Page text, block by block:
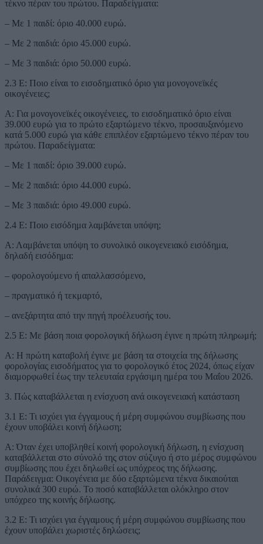
τέκνο πέραν του πρώτου. Παραδείγματα:
– Με 1 παιδί: όριο 40.000 ευρώ.
– Με 2 παιδιά: όριο 45.000 ευρώ.
– Με 3 παιδιά: όριο 50.000 ευρώ.
2.3 Ε: Ποιο είναι το εισοδηματικό όριο για μονογονεϊκές
οικογένειες;
Α: Για μονογονεϊκές οικογένειες, το εισοδηματικό όριο είναι
39.000 ευρώ για το πρώτο εξαρτώμενο τέκνο, προσαυξανόμενο
κατά 5.000 ευρώ για κάθε επιπλέον εξαρτώμενο τέκνο πέραν του
πρώτου. Παραδείγματα:
– Με 1 παιδί: όριο 39.000 ευρώ.
– Με 2 παιδιά: όριο 44.000 ευρώ.
– Με 3 παιδιά: όριο 49.000 ευρώ.
2.4 Ε: Ποιο εισόδημα λαμβάνεται υπόψη;
Α: Λαμβάνεται υπόψη το συνολικό οικογενειακό εισόδημα,
δηλαδή εισόδημα:
– φορολογούμενο ή απαλλασσόμενο,
– πραγματικό ή τεκμαρτό,
– ανεξάρτητα από την πηγή προέλευσής του.
2.5 Ε: Με βάση ποια φορολογική δήλωση έγινε η πρώτη πληρωμή;
Α: Η πρώτη καταβολή έγινε με βάση τα στοιχεία της δήλωσης
φορολογίας εισοδήματος για το φορολογικό έτος 2024, όπως είχαν
διαμορφωθεί έως την τελευταία εργάσιμη ημέρα του Μαΐου 2026.
3. Πώς καταβάλλεται η ενίσχυση ανά οικογενειακή κατάσταση
3.1 Ε: Τι ισχύει για έγγαμους ή μέρη συμφώνου συμβίωσης που
έχουν υποβάλει κοινή δήλωση;
Α: Όταν έχει υποβληθεί κοινή φορολογική δήλωση, η ενίσχυση
καταβάλλεται στο σύνολό της στον σύζυγο ή στο μέρος συμφώνου
συμβίωσης που έχει δηλωθεί ως υπόχρεος της δήλωσης.
Παράδειγμα: Οικογένεια με δύο εξαρτώμενα τέκνα δικαιούται
συνολικά 300 ευρώ. Το ποσό καταβάλλεται ολόκληρο στον
υπόχρεο της κοινής δήλωσης.
3.2 Ε: Τι ισχύει για έγγαμους ή μέρη συμφώνου συμβίωσης που
έχουν υποβάλει χωριστές δηλώσεις;